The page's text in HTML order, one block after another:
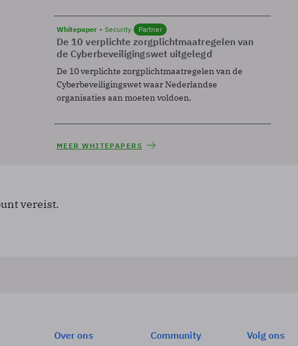
Whitepaper Security Partner
De 10 verplichte zorgplichtmaatregelen van
de Cyberbeveiligingswet uitgelegd
De 10 verplichte zorgplichtmaatregelen van de
Cyberbeveiligingswet waar Nederlandse
organisaties aan moeten voldoen.
MEER WHITEPAPERS
vereist.
Over ons Community Volg ons